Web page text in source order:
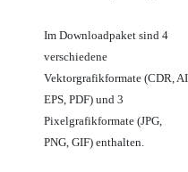
Im Downloadpaket sind 4
verschiedene
Vektorgrafikformate (CDR, AI
EPS, PDF) und 3
Pixelgrafikformate (JPG,
PNG, GIF) enthalten.